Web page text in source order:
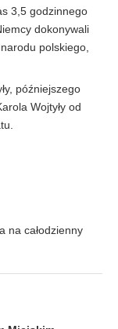
3,5 godzinnego
dokonywali
polskiego,
późniejszego
Wojtyły od
na całodzienny